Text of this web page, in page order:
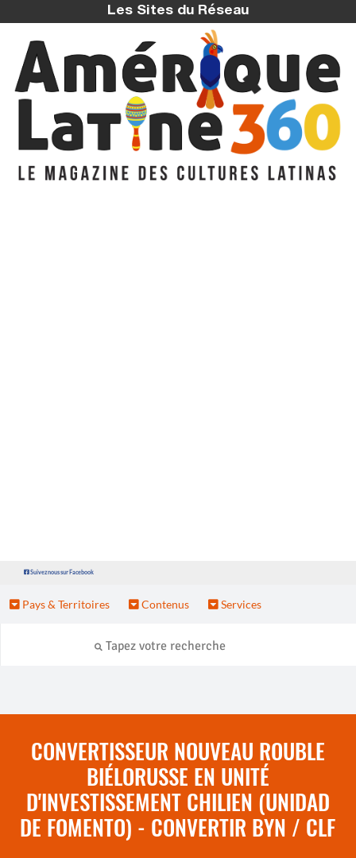
Les Sites du Réseau
Suivez nous sur Facebook
Pays & Territoires Contenus Services
CONVERTISSEUR NOUVEAU ROUBLE
BIÉLORUSSE EN UNITÉ
D'INVESTISSEMENT CHILIEN (UNIDAD
DE FOMENTO) - CONVERTIR BYN / CLF